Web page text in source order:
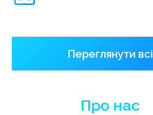
Переглянути всі
Про нас